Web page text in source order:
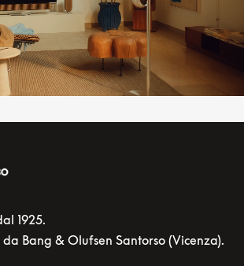
1925.
da Bang & Olufsen Santorso (Vicenza).